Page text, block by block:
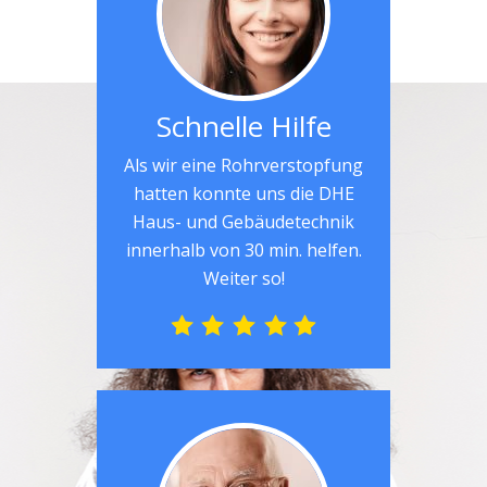
Schnelle Hilfe
Als wir eine Rohrverstopfung
hatten konnte uns die DHE
Haus- und Gebäudetechnik
innerhalb von 30 min. helfen.
Weiter so!